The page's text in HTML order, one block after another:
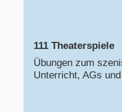
111 Theaterspiele
Übungen zum
Unterricht, AGs